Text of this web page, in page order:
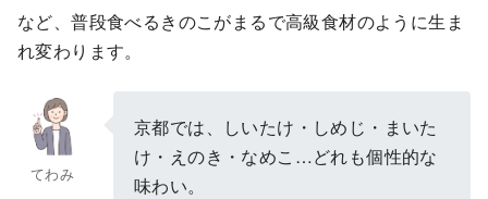
など、普段食べるきのこがまるで高級食材のように生ま
れ変わります。
てわみ
京都では、しいたけ・しめじ・まいた
け・えのき・なめこ…どれも個性的な
味わい。